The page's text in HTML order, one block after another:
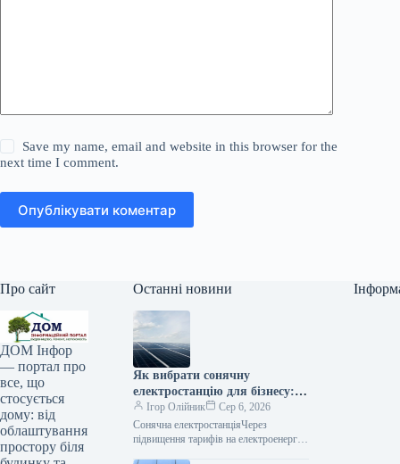
Save my name, email and website in this browser for the
next time I comment.
Опублікувати коментар
Про сайт
ДОМ Інфор
— портал про
все, що
стосується
дому: від
облаштування
простору біля
Останні новини
Як вибрати сонячну
електростанцію для бізнесу: 5
частіших помилок
Ігор Олійник
Сер 6, 2026
Сонячна електростанціяЧерез
підвищення тарифів на електроенергію